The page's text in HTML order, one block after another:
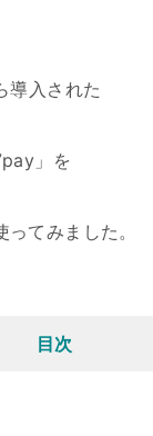
導入された
」を
てみました。
目次